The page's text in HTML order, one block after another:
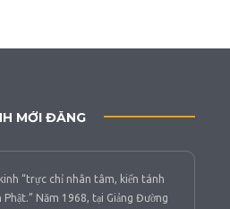
MỚI ĐĂNG
kinh “trực chỉ nhân tâm, kiến tánh
Phật.” Năm 1968, tại Giảng Đường